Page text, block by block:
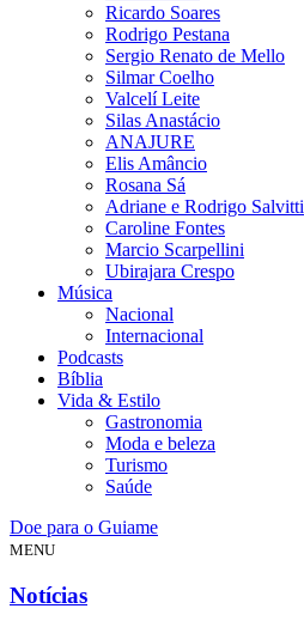
Ricardo Soares
Rodrigo Pestana
Sergio Renato de Mello
Silmar Coelho
Valcelí Leite
Silas Anastácio
ANAJURE
Elis Amâncio
Rosana Sá
Adriane e Rodrigo Salvitti
Caroline Fontes
Marcio Scarpellini
Ubirajara Crespo
Música
Nacional
Internacional
Podcasts
Bíblia
Vida & Estilo
Gastronomia
Moda e beleza
Turismo
Saúde
Doe para o Guiame
MENU
Notícias